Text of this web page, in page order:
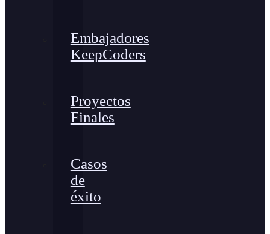
Embajadores
KeepCoders
Proyectos
Finales
Casos
de
éxito